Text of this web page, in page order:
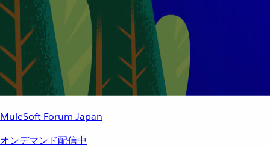
MuleSoft Forum Japan
オンデマンド配信中